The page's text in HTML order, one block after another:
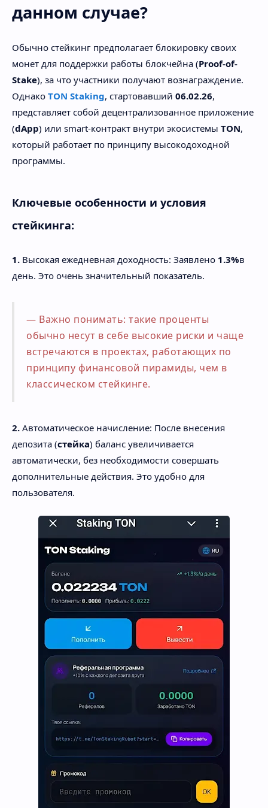
данном случае?
Обычно стейкинг предполагает блокировку своих
монет для поддержки работы блокчейна (Proof-of-
Stake), за что участники получают вознаграждение.
Однако TON Staking, стартовавший 06.02.26,
представляет собой децентрализованное приложение
(dApp) или smart-контракт внутри экосистемы TON,
который работает по принципу высокодоходной
программы.
Ключевые особенности и условия
стейкинга:
1. Высокая ежедневная доходность: Заявлено 1.3%в
день. Это очень значительный показатель.
Важно понимать: такие проценты
обычно несут в себе высокие риски и чаще
встречаются в проектах, работающих по
принципу финансовой пирамиды, чем в
классическом стейкинге.
2. Автоматическое начисление: После внесения
депозита (стейка) баланс увеличивается
автоматически, без необходимости совершать
дополнительные действия. Это удобно для
пользователя.